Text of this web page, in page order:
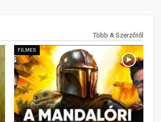
Több A Szerzőtől
FILMES